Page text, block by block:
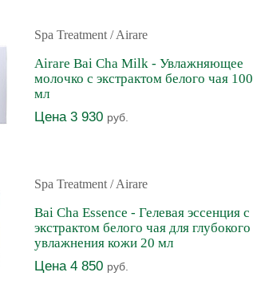
Spa Treatment / Airare
Airare Bai Cha Milk - Увлажняющее
молочко с экстрактом белого чая 100
мл
Цена 3 930 руб.
Spa Treatment / Airare
Bai Cha Essence - Гелевая эссенция с
экстрактом белого чая для глубокого
увлажнения кожи 20 мл
Цена 4 850 руб.